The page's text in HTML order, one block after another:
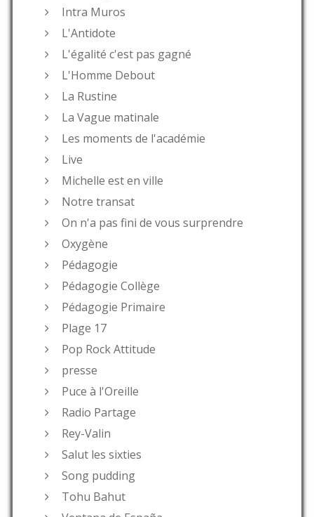
Intra Muros
L'Antidote
L'égalité c'est pas gagné
L'Homme Debout
La Rustine
La Vague matinale
Les moments de l'académie
Live
Michelle est en ville
Notre transat
On n'a pas fini de vous surprendre
Oxygène
Pédagogie
Pédagogie Collège
Pédagogie Primaire
Plage 17
Pop Rock Attitude
presse
Puce à l'Oreille
Radio Partage
Rey-Valin
Salut les sixties
Song pudding
Tohu Bahut